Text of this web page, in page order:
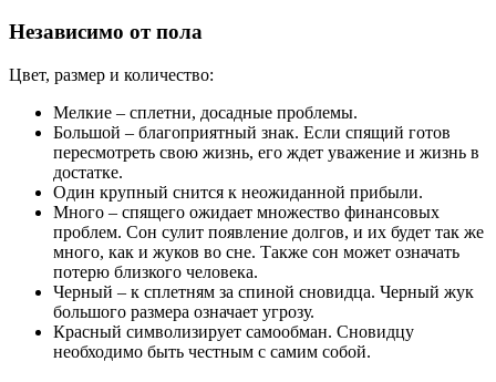
Независимо от пола
Цвет, размер и количество:
Мелкие – сплетни, досадные проблемы.
Большой – благоприятный знак. Если спящий готов
пересмотреть свою жизнь, его ждет уважение и жизнь в
достатке.
Один крупный снится к неожиданной прибыли.
Много – спящего ожидает множество финансовых
проблем. Сон сулит появление долгов, и их будет так же
много, как и жуков во сне. Также сон может означать
потерю близкого человека.
Черный – к сплетням за спиной сновидца. Черный жук
большого размера означает угрозу.
Красный символизирует самообман. Сновидцу
необходимо быть честным с самим собой.